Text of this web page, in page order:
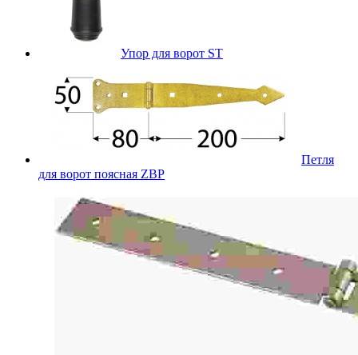
Упор для ворот ST
Петля
для ворот поясная ZBP